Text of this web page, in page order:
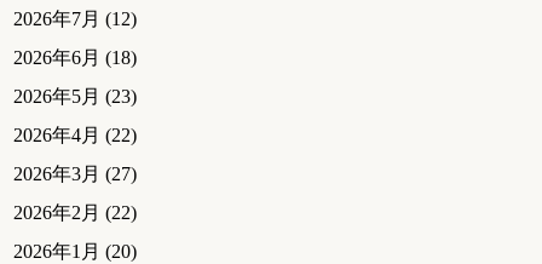
2026年7月 (12)
2026年6月 (18)
2026年5月 (23)
2026年4月 (22)
2026年3月 (27)
2026年2月 (22)
2026年1月 (20)